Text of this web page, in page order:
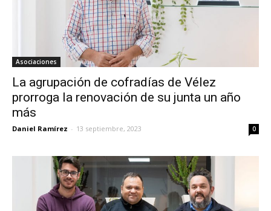
Asociaciones
La agrupación de cofradías de Vélez
prorroga la renovación de su junta un año
más
Daniel Ramírez - 13 septiembre, 2023 0